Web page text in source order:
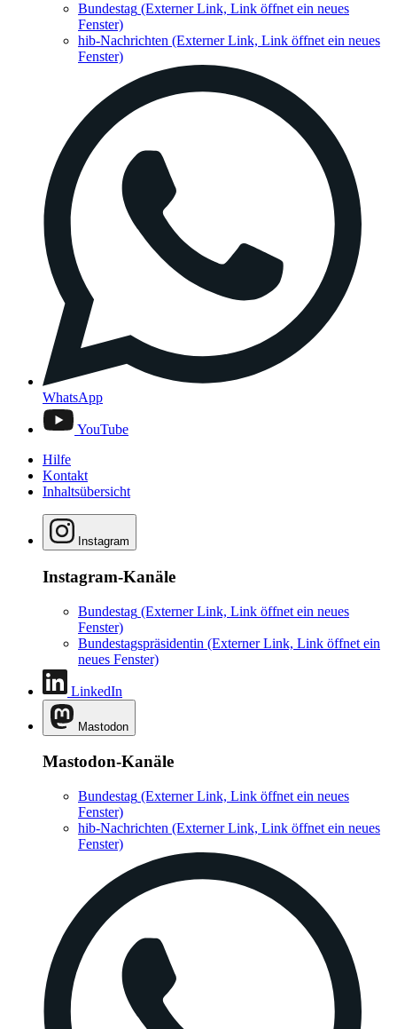
Bundestag (Externer Link, Link öffnet ein neues
Fenster)
hib-Nachrichten (Externer Link, Link öffnet ein neues
Fenster)
WhatsApp
YouTube
Hilfe
Kontakt
Inhaltsübersicht
Instagram
Instagram-Kanäle
Bundestag (Externer Link, Link öffnet ein neues
Fenster)
Bundestagspräsidentin (Externer Link, Link öffnet ein
neues Fenster)
LinkedIn
Mastodon
Mastodon-Kanäle
Bundestag (Externer Link, Link öffnet ein neues
Fenster)
hib-Nachrichten (Externer Link, Link öffnet ein neues
Fenster)